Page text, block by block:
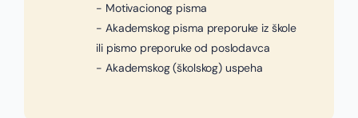
- Motivacionog pisma
- Akademskog pisma preporuke iz škole
ili pismo preporuke od poslodavca
- Akademskog (školskog) uspeha